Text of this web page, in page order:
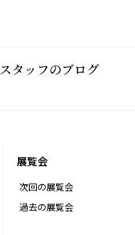
スタッフのブログ
展覧会
次回の展覧会
過去の展覧会